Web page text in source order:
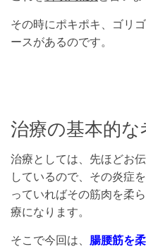
その時にポキポキ、ゴリ
ースがあるのです。
治療の基本的な
治療としては、先ほどお
しているので、その炎症
っていればその筋肉を柔
療になります。
そこで今回は、 腸腰筋を